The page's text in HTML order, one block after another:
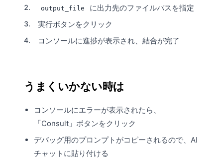
output_file
に出力先のファイルパスを指定
実行ボタンをクリック
コンソールに進捗が表示され、結合が完了
うまくいかない時は
コンソールにエラーが表示されたら、
「Consult 」ボタンをクリック
デバッグ用のプロンプトがコピーされるので、AI
チャットに貼り付ける